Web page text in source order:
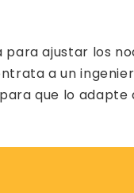
para ajustar los
a un
que lo adapte